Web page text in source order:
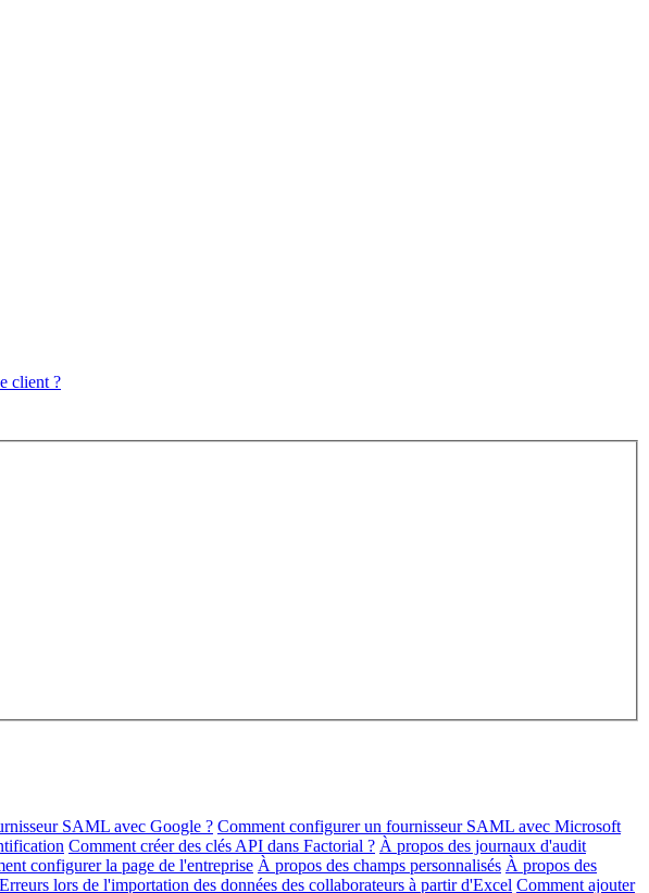
client ?
SAML avec Google ? Comment configurer un fournisseur SAML avec Microsoft
Comment créer des clés API dans Factorial ? À propos des journaux d'audit
configurer la page de l'entreprise À propos des champs personnalisés À propos des
Erreurs lors de l'importation des données des collaborateurs à partir d'Excel Comment ajouter